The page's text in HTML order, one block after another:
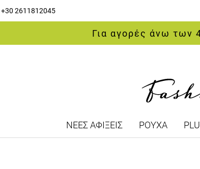
+30 2611812045
Για αγορές άνω των
ΝΕΕΣ ΑΦΙΞΕΙΣ ΡΟΥΧΑ